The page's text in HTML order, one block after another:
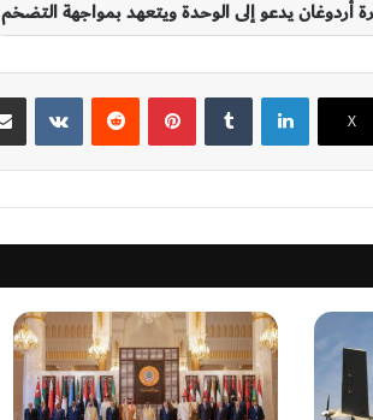
أردوغان يدعو إلى الوحدة ويتعهد بمواجهة التضخم
‫X
لينكدإن بينتيريست